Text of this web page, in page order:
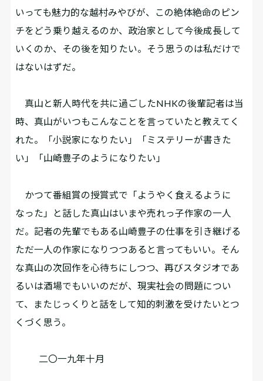
いっても魅力的な越村みやびが、この絶体絶命のピン
チをどう乗り越えるのか、政治家として今後成長して
いくのか、その後を知りたい。そう思うのは私だけで
はないはずだ。
真山と新人時代を共に過ごしたNHKの後輩記者は当
時、真山がいつもこんなことを言っていたと教えてく
れた。「小説家になりたい」「ミステリーが書きた
い」「山崎豊子のようになりたい」
かつて番組賞の授賞式で「ようやく食えるように
なった」と話した真山はいまや売れっ子作家の一人
だ。記者の先輩でもある山崎豊子の仕事を引き継げる
ただ一人の作家になりつつあると言ってもいい。そん
な真山の次回作を心待ちにしつつ、再びスタジオであ
るいは酒場でもいいのだが、現実社会の問題につい
て、またじっくりと話をして知的刺激を受けたいとつ
くづく思う。
二〇一九年十月